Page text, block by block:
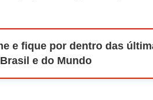
e fique por dentro das
e do Mundo